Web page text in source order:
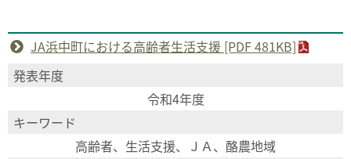
JA浜中町における高齢者生活支援 [PDF 481KB]
発表年度
令和4年度
キーワード
高齢者、生活支援、ＪＡ、酪農地域